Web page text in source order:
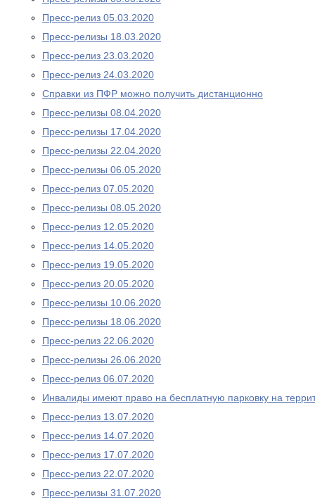
Пресс-релиз 05.03.2020
Пресс-релизы 18.03.2020
Пресс-релиз 23.03.2020
Пресс-релиз 24.03.2020
Справки из ПФР можно получить дистанционно
Пресс-релизы 08.04.2020
Пресс-релизы 17.04.2020
Пресс-релизы 22.04.2020
Пресс-релизы 06.05.2020
Пресс-релиз 07.05.2020
Пресс-релизы 08.05.2020
Пресс-релиз 12.05.2020
Пресс-релиз 14.05.2020
Пресс-релиз 19.05.2020
Пресс-релиз 20.05.2020
Пресс-релизы 10.06.2020
Пресс-релизы 18.06.2020
Пресс-релиз 22.06.2020
Пресс-релизы 26.06.2020
Пресс-релиз 06.07.2020
Инвалиды имеют право на бесплатную парковку на
Пресс-релиз 13.07.2020
Пресс-релиз 14.07.2020
Пресс-релиз 17.07.2020
Пресс-релиз 22.07.2020
Пресс-релизы 31.07.2020